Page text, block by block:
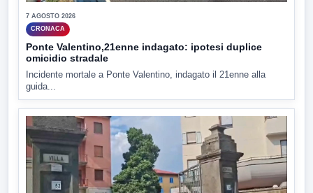
7 AGOSTO 2026
CRONACA
Ponte Valentino,21enne indagato: ipotesi duplice
omicidio stradale
Incidente mortale a Ponte Valentino, indagato il 21enne alla
guida...